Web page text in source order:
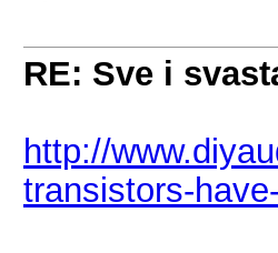
RE: Sve i
http://
transistors-